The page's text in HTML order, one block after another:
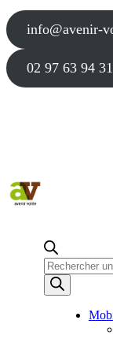
info@avenir-
02 97 63 94 31
Recherche
de
produits